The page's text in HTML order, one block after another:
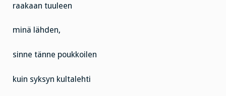
raakaan tuuleen
minä lähden,
sinne tänne poukkoilen
kuin syksyn kultalehti